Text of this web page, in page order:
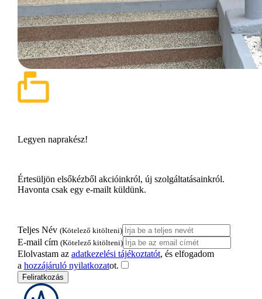
Legyen naprakész!
Értesüljön elsőkézből akcióinkról, új szolgáltatásainkról.
Havonta csak egy e-mailt küldünk.
Teljes Név (Kötelező kitölteni)
E-mail cím (Kötelező kitölteni)
Elolvastam az adatkezelési tájékoztatót, és elfogadom
a hozzájáruló nyilatkozatot.
Feliratkozás